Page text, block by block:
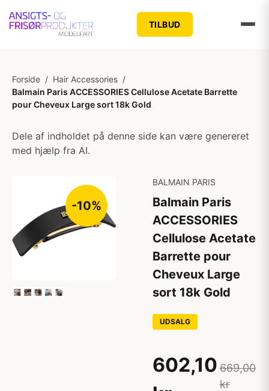
TILBUD
Forside / Hair Accessories /
Balmain Paris ACCESSORIES Cellulose Acetate Barrette
pour Cheveux Large sort 18k Gold
Dele af indholdet på denne side kan være genereret
med hjælp fra AI.
-10%
BALMAIN PARIS
Balmain Paris
ACCESSORIES
Cellulose Acetate
Barrette pour
Cheveux Large
sort 18k Gold
UDSALG
602,10 669,00
kr